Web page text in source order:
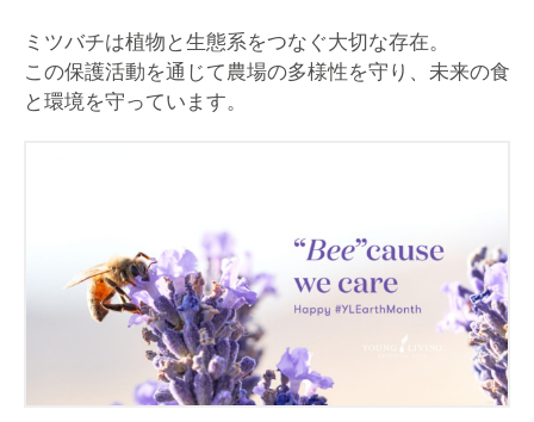
ミツバチは植物と生態系をつなぐ大切な存在。
この保護活動を通じて農場の多様性を守り、未来の食
と環境を守っています。